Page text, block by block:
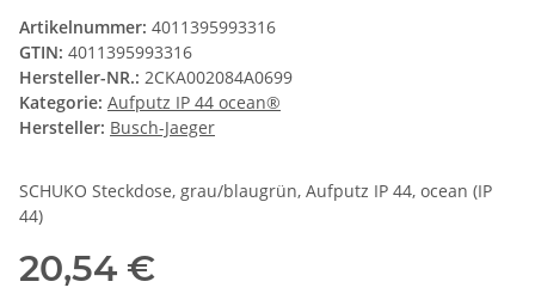
Artikelnummer: 4011395993316
GTIN: 4011395993316
Hersteller-NR.: 2CKA002084A0699
Kategorie: Aufputz IP 44 ocean®
Hersteller: Busch-Jaeger
SCHUKO Steckdose, grau/blaugrün, Aufputz IP 44, ocean (IP
44)
20,54 €